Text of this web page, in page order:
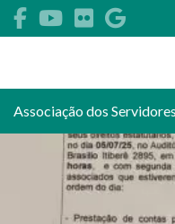
Associação dos